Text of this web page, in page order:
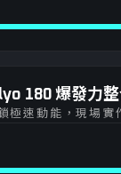
180 爆發力
極速動能，現場實